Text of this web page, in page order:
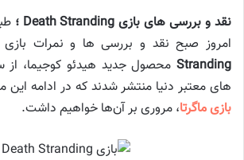
نقد و بررسی های بازی Death Stranding ؛
امروز صبح نقد و بررسی ها و نمرات بازی
Stranding محصول جدید هیدئو کوجیما،
های معتبر دنیا منتشر شدند که در ادامه
بازی ماگرتا، مروری بر آن‌ها خواهیم داشت.